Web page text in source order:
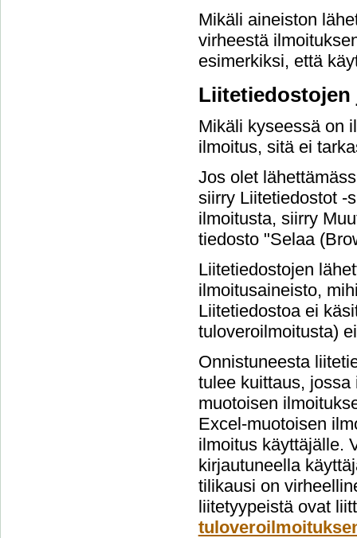
Mikäli aineiston
virheestä
esimerkiksi, että
Liitetiedostojen
Mikäli kyseessä on
ilmoitus, sitä ei
Jos olet
siirry Liitetiedostot -
ilmoitusta, siirry
tiedosto "Selaa
Liitetiedostojen
ilmoitusaineisto,
Liitetiedostoa ei
tuloveroilmoitusta)
Onnistuneesta
tulee kuittaus,
muotoisen
Excel-muotoisen
ilmoitus käyttäjälle.
kirjautuneella
tilikausi on
liitetyypeistä ovat